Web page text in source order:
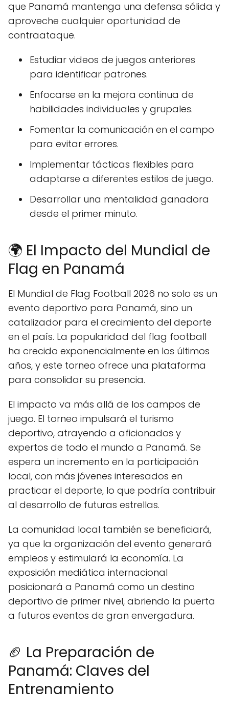
que Panamá mantenga una defensa sólida y
aproveche cualquier oportunidad de
contraataque.
Estudiar videos de juegos anteriores
para identificar patrones.
Enfocarse en la mejora continua de
habilidades individuales y grupales.
Fomentar la comunicación en el campo
para evitar errores.
Implementar tácticas flexibles para
adaptarse a diferentes estilos de juego.
Desarrollar una mentalidad ganadora
desde el primer minuto.
🌍 El Impacto del Mundial de
Flag en Panamá
El Mundial de Flag Football 2026 no solo es un
evento deportivo para Panamá, sino un
catalizador para el crecimiento del deporte
en el país. La popularidad del flag football
ha crecido exponencialmente en los últimos
años, y este torneo ofrece una plataforma
para consolidar su presencia.
El impacto va más allá de los campos de
juego. El torneo impulsará el turismo
deportivo, atrayendo a aficionados y
expertos de todo el mundo a Panamá. Se
espera un incremento en la participación
local, con más jóvenes interesados en
practicar el deporte, lo que podría contribuir
al desarrollo de futuras estrellas.
La comunidad local también se beneficiará,
ya que la organización del evento generará
empleos y estimulará la economía. La
exposición mediática internacional
posicionará a Panamá como un destino
deportivo de primer nivel, abriendo la puerta
a futuros eventos de gran envergadura.
🏈 La Preparación de
Panamá: Claves del
Entrenamiento